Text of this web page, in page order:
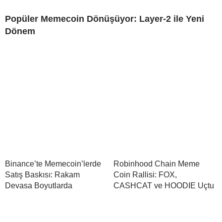
Popüler Memecoin Dönüşüyor: Layer-2 ile Yeni
Dönem
Binance’te Memecoin’lerde
Satış Baskısı: Rakam
Devasa Boyutlarda
Robinhood Chain Meme
Coin Rallisi: FOX,
CASHCAT ve HOODIE Uçtu